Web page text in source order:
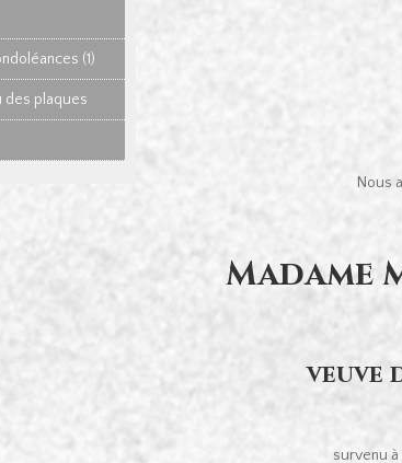
(1)
des plaques
Nous
Madame
veuve
survenu à